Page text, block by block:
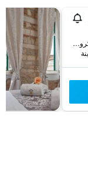
Iza Vestibula 4, سبليت, كرواتيا